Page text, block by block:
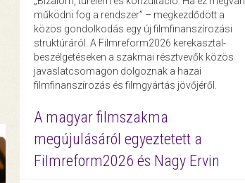
működni fog a rendszer” – megkezdődött a
közös gondolkodás egy új filmfinanszírozási
struktúráról. A Filmreform2026 kerekasztal-
beszélgetéseken a szakmai résztvevők közös
javaslatcsomagon dolgoznak a hazai
filmfinanszírozás és filmgyártás jövőjéről.
A magyar filmszakma
megújulásáról egyeztetett a
Filmreform2026 és Nagy Ervin